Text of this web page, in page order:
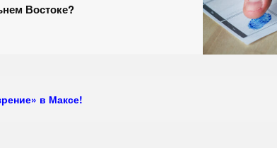
Востоке?
в Максе!